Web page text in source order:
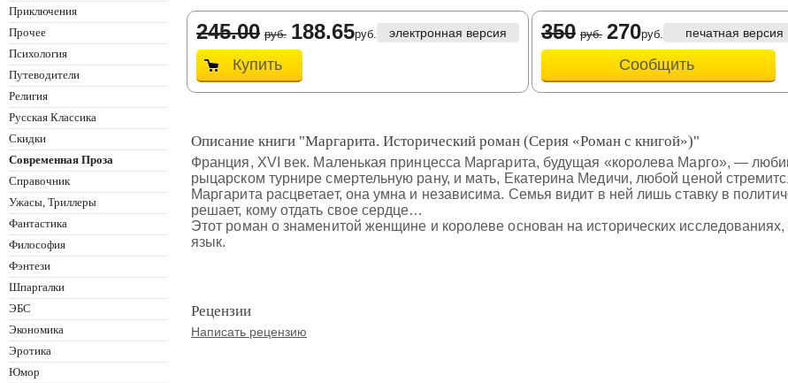
Приключения
Прочее
Психология
Путеводители
Религия
Русская Классика
Скидки
Современная Проза
Справочник
Ужасы, Триллеры
Фантастика
Философия
Фэнтези
Шпаргалки
ЭБС
Экономика
Эротика
Юмор
245.00 руб. 188.65руб. электронная версия
Купить
350 руб. 270руб. печатная версия
Сообщить
Описание книги "Маргарита. Исторический роман (Серия «Роман с книгой»)"
Франция, XVI век. Маленькая принцесса Маргарита, будущая «королева Марго», —
рыцарском турнире смертельную рану, и мать, Екатерина Медичи, любой ценой
Маргарита расцветает, она умна и независима. Семья видит в ней лишь ставку в
решает, кому отдать свое сердце…
Этот роман о знаменитой женщине и королеве основан на исторических
язык.
Рецензии
Написать рецензию